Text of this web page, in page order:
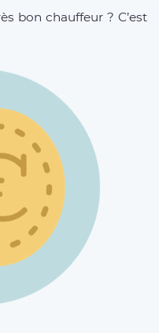
bon chauffeur ? C’est